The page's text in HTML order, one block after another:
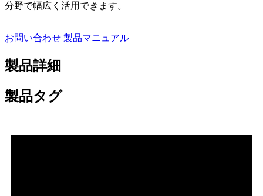
分野で幅広く活用できます。
お問い合わせ 製品マニュアル
製品詳細
製品タグ